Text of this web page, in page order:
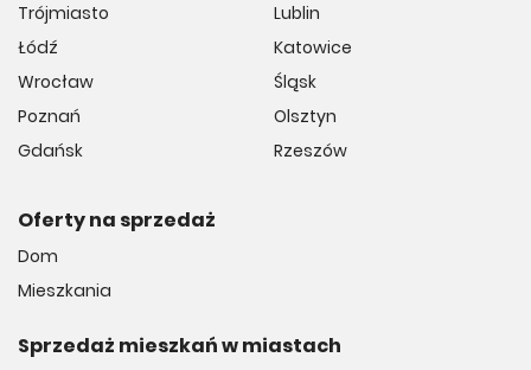
Trójmiasto
Łódź
Wrocław
Poznań
Gdańsk
Lublin
Katowice
Śląsk
Olsztyn
Rzeszów
Oferty na sprzedaż
Dom
Mieszkania
Sprzedaż mieszkań w miastach